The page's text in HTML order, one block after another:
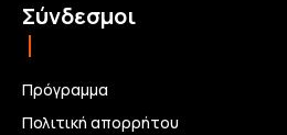
Σύνδεσμοι
Πρόγραμμα
Πολιτική απορρήτου